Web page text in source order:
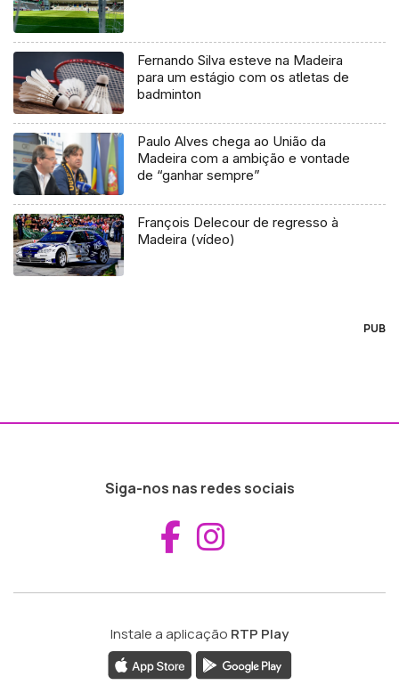
Fernando Silva esteve na Madeira
para um estágio com os atletas de
badminton
Paulo Alves chega ao União da
Madeira com a ambição e vontade
de “ganhar sempre”
François Delecour de regresso à
Madeira (vídeo)
PUB
Siga-nos nas redes sociais
Aceder ao
Instale a aplicação RTP Play